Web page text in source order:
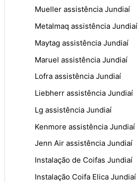
Mueller assistência Jundiaí
Metalmaq assistência Jundiaí
Maytag assistência Jundiaí
Maruel assistência Jundiaí
Lofra assistência Jundiaí
Liebherr assistência Jundiaí
Lg assistência Jundiaí
Kenmore assistência Jundiaí
Jenn Air assistência Jundiaí
Instalação de Coifas Jundiaí
Instalação Coifa Elica Jundiaí